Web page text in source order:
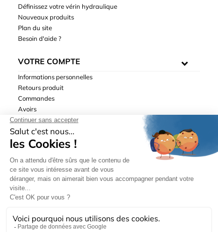
Définissez votre vérin hydraulique
Nouveaux produits
Plan du site
Besoin d'aide ?
VOTRE COMPTE
Informations personnelles
Retours produit
Commandes
Avoirs
Adresses
Bons de réduction
de ventes| © Hydrodis 2003-2026. Tous droits réservés